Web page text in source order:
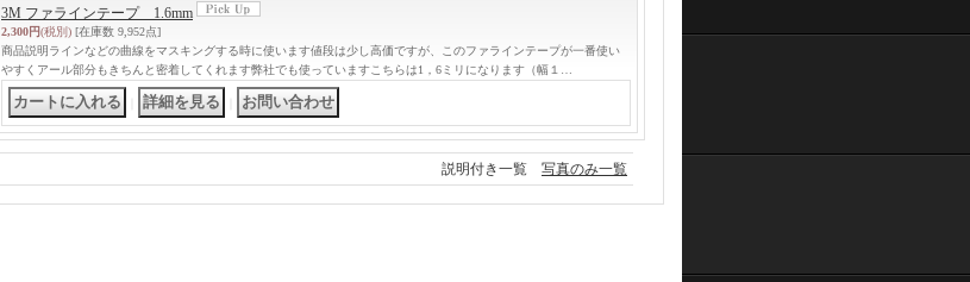
3M ファラインテープ 1.6mm
2,300円(税別) [在庫数 9,952点]
商品説明ラインなどの曲線をマスキングする時に使います値段は少し高価ですが、このファラインテープが一番使い
やすくアール部分もきちんと密着してくれます弊社でも使っていますこちらは1，6ミリになります（幅１…
説明付き一覧 写真のみ一覧